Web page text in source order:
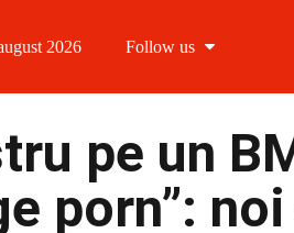
2026 Follow us
Follow us on Twitter
pe un
porn”: